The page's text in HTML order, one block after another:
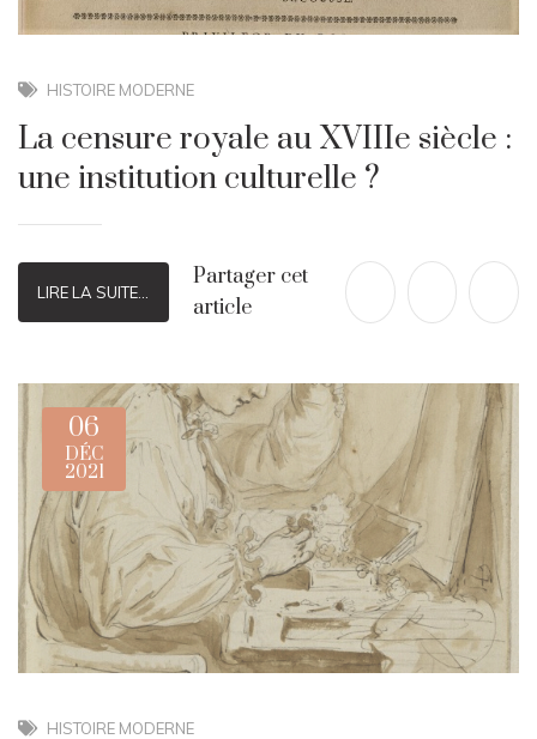
HISTOIRE MODERNE
La censure royale au XVIIIe siècle :
une institution culturelle ?
LIRE LA SUITE...
Partager cet
article
06
DÉC
2021
HISTOIRE MODERNE